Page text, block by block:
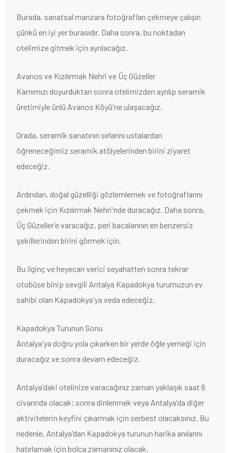
Burada, sanatsal manzara fotoğrafları çekmeye çalışın
çünkü en iyi yer burasıdır. Daha sonra, bu noktadan
otelimize gitmek için ayrılacağız.
Avanos ve Kızılırmak Nehri ve Üç Güzeller
Karnımızı doyurduktan sonra otelimizden ayrılıp seramik
üretimiyle ünlü Avanos Köyü'ne ulaşacağız.
Orada, seramik sanatının sırlarını ustalardan
öğreneceğimiz seramik atölyelerinden birini ziyaret
edeceğiz.
Ardından, doğal güzelliği gözlemlemek ve fotoğraflarını
çekmek için Kızılırmak Nehri'nde duracağız. Daha sonra,
Üç Güzeller'e varacağız, peri bacalarının en benzersiz
şekillerinden birini görmek için.
Bu ilginç ve heyecan verici seyahatten sonra tekrar
otobüse binip sevgili Antalya Kapadokya turumuzun ev
sahibi olan Kapadokya'ya veda edeceğiz.
Kapadokya Turunun Sonu
Antalya'ya doğru yola çıkarken bir yerde öğle yemeği için
duracağız ve sonra devam edeceğiz.
Antalya'daki otelinize varacağınız zaman yaklaşık saat 6
civarında olacak; sonra dinlenmek veya Antalya'da diğer
aktivitelerin keyfini çıkarmak için serbest olacaksınız. Bu
nedenle, Antalya'dan Kapadokya turunun harika anılarını
hatırlamak için bolca zamanınız olacak.